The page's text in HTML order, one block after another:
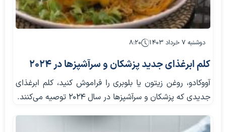
دوشنبه ۷ خرداد ۱۴۰۳ ۸:۲۰
کلم ابرغذای جدید پزشکان و سرآشپز‌ها در ۲۰۲۴
آووکادو، روغن زیتون یا بلوبری را فراموش کنید، کلم ابرغذای
جدیدی که پزشکان و سرآشپز‌ها در سال ۲۰۲۴ توصیه می‌کنند.